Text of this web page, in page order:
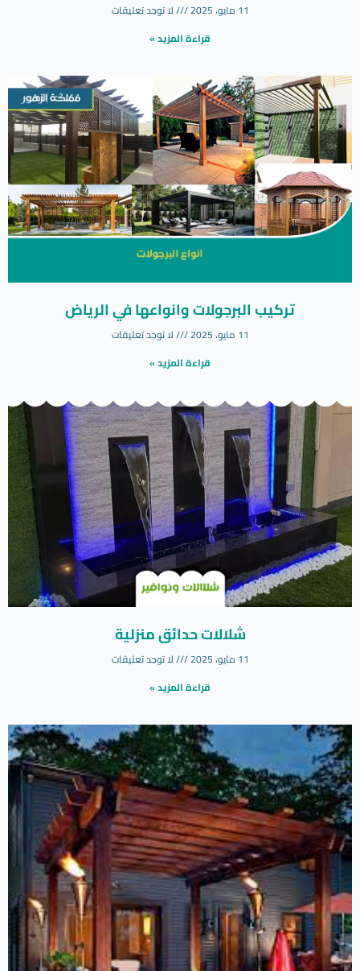
11 مايو، 2025
لا توجد تعليقات
قراءة المزيد »
تركيب البرجولات وانواعها في الرياض
11 مايو، 2025
لا توجد تعليقات
قراءة المزيد »
شلالات حدائق منزلية
11 مايو، 2025
لا توجد تعليقات
قراءة المزيد »